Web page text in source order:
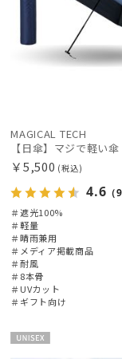
MIRACLE
ミラクルテック
OTHER
POLO
ポロ ラルフ ローレ
SWASH
urawaza
MAGICAL TECH
￥5,500 (税込)
4.6 （
＃遮光100%
＃軽量
＃晴雨兼用
＃メディア掲載商品
＃耐風
＃8本骨
＃UVカット
＃ギフト向け